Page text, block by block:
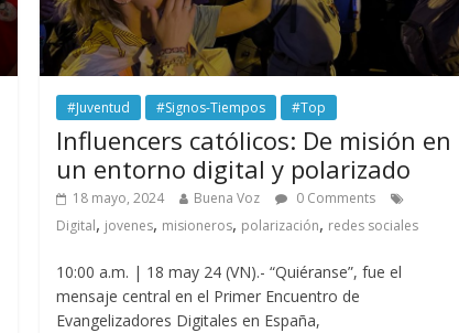
#Juventud #Signos-Tiempos #Top
Influencers católicos: De misión en
un entorno digital y polarizado
18 mayo, 2024 Buena Voz
0 Comments
Digital, jovenes, misioneros, polarización, redes sociales
10:00 a.m. | 18 may 24 (VN).- “Quiéranse”, fue el
mensaje central en el Primer Encuentro de
Evangelizadores Digitales en España,